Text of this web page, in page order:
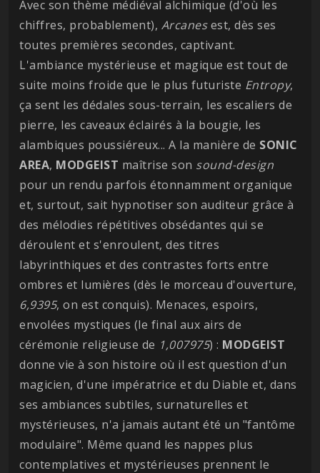
Avec son thème médiéval alchimique (d'où les
chiffres, probablement), Arcanesest, dès ses
toutes premières secondes, captivant.
L'ambiance mystérieuse et magique est tout de
suite moins froide que le plus futuriste Entropy,
ça sent les dédales sous-terrain, les escaliers de
pierre, les caveaux éclairés à la bougie, les
alambiques poussiéreux... A la manière de SONIC
AREA, MODGEIST maîtrise son sound-design
pour un rendu parfois étonnamment organique
et, surtout, sait hypnotiser son auditeur grâce à
des mélodies répétitives obsédantes qui se
déroulent et s'enroulent, des titres
labyrinthiques et des contrastes forts entre
ombres et lumières (dès le morceau d'ouverture,
6,9395, on est conquis). Menaces, espoirs,
envolées mystiques (le final aux airs de
cérémonie religieuse de 1,007975) : MODGEIST
donne vie à son histoire où il est question d'un
magicien, d'une impératrice et du Diable et, dans
ses ambiances subtiles, surnaturelles et
mystérieuses, n'a jamais autant été un "fantôme
modulaire". Même quand les nappes plus
contemplatives et mystérieuses prennent le